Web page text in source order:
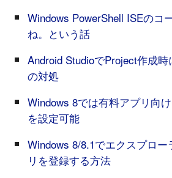
Windows PowerShell ISEのコ
ね。という話
Android StudioでProject作成
の対処
Windows 8では有料アプリ向
を設定可能
Windows 8/8.1でエクスプロ
リを登録する方法